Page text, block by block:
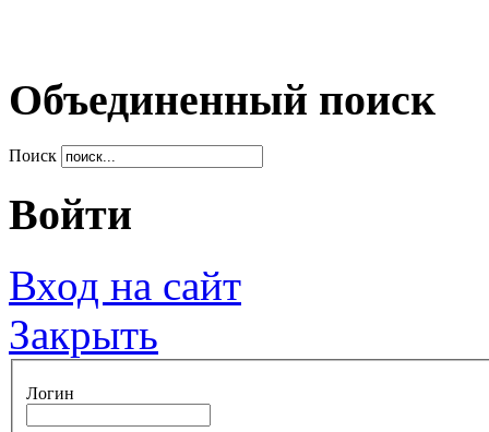
Объединенный поиск
Поиск
Войти
Вход на сайт
Закрыть
Логин